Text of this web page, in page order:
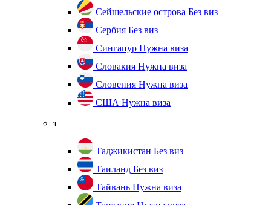
Сейшельские острова Без виз
Сербия Без виз
Сингапур Нужна виза
Словакия Нужна виза
Словения Нужна виза
США Нужна виза
т
Таджикистан Без виз
Таиланд Без виз
Тайвань Нужна виза